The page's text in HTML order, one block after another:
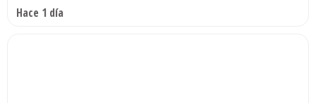
Hace 1 día